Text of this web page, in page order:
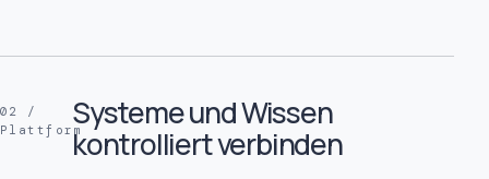
02 /
PlattformSysteme und Wissen
kontrolliert verbinden